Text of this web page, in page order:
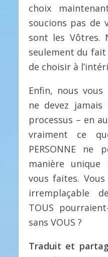
choix
soucions pas de
sont les Vôtres.
seulement du
de choisir à
Enfin, nous
ne devez
processus – en
vraiment ce
PERSONNE
manière
vous faites.
irremplaçable
TOUS
sans VOUS ?
Traduit et